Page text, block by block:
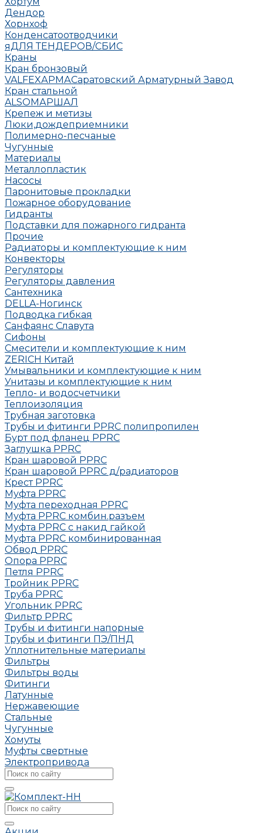
Дендор
Хорнхоф
Конденсатоотводчики
яДЛЯ ТЕНДЕРОВ/СБИС
Краны
Кран бронзовый
VALFEXАРМАСаратовский Арматурный Завод
Кран стальной
ALSOМАРШАЛ
Крепеж и метизы
Люки,дождеприемники
Полимерно-песчаные
Чугунные
Материалы
Металлопластик
Насосы
Паронитовые прокладки
Пожарное оборудование
Гидранты
Подставки для пожарного гидранта
Прочие
Радиаторы и комплектующие к ним
Конвекторы
Регуляторы
Регуляторы давления
Сантехника
DELLA-Ногинск
Подводка гибкая
Санфаянс Славута
Сифоны
Смесители и комплектующие к ним
ZERICH Китай
Умывальники и комплектующие к ним
Унитазы и комплектующие к ним
Тепло- и водосчетчики
Теплоизоляция
Трубная заготовка
Трубы и фитинги PPRC полипропилен
Бурт под фланец РРRC
Заглушка РРRC
Кран шаровой PPRC
Кран шаровой PPRC д/радиаторов
Крест PPRC
Муфта PPRC
Муфта переходная PPRC
Муфта РРRC комбин.разъем
Муфта PPRC с накид гайкой
Муфта РРRC комбинированная
Обвод РРRC
Опора РРRC
Петля РРRC
Тройник РРRC
Труба РРRC
Угольник РРRC
Фильтр PPRC
Трубы и фитинги напорные
Трубы и фитинги ПЭ/ПНД
Уплотнительные материалы
Фильтры
Фильтры воды
Фитинги
Латунные
Нержавеющие
Стальные
Чугунные
Хомуты
Муфты свертные
Электропривода